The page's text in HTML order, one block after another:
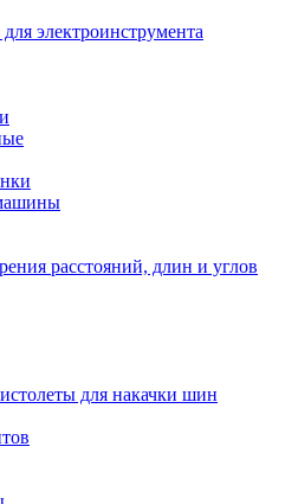
электроинструмента
расстояний, длин и углов
для накачки шин